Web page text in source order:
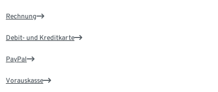
Rechnung
Debit- und Kreditkarte
PayPal
Vorauskasse